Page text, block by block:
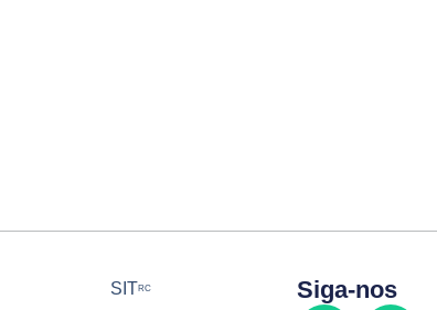
SITRC Siga-nos